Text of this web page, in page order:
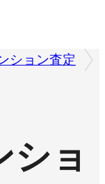
ション査定
ショ